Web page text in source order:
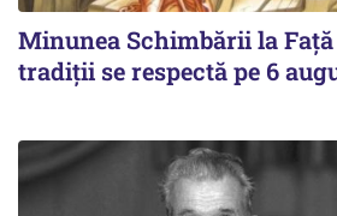
Minunea Schimbării la Față
tradiții se respectă pe 6